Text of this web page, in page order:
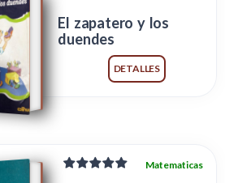
El zapatero y los
duendes
DETALLES
Matematicas